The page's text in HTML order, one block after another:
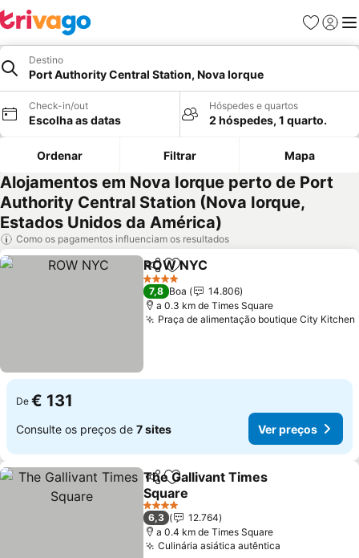
Favoritos
Iniciar
Destino
Port Authority Central Station, Nova Iorque
Check-in/out
Escolha as datas
Hóspedes e quartos
2 hóspedes, 1 quarto.
Ordenar Filtrar Mapa
Alojamentos em Nova Iorque perto de Port
Authority Central Station (Nova Iorque,
Estados Unidos da América)
Como os pagamentos influenciam os resultados
PartilharAdicionar aos favoritos
ROW NYC
4 Estrelas
7,8 Boa
14.806
a 0.3 km de Times Square
Praça de alimentação boutique City Kitchen
De € 131
Consulte os preços de 7 sites Ver preços
PartilharAdicionar aos favoritos
The Gallivant Times
Square
4 Estrelas
6,3
12.764
a 0.4 km de Times Square
Culinária asiática autêntica